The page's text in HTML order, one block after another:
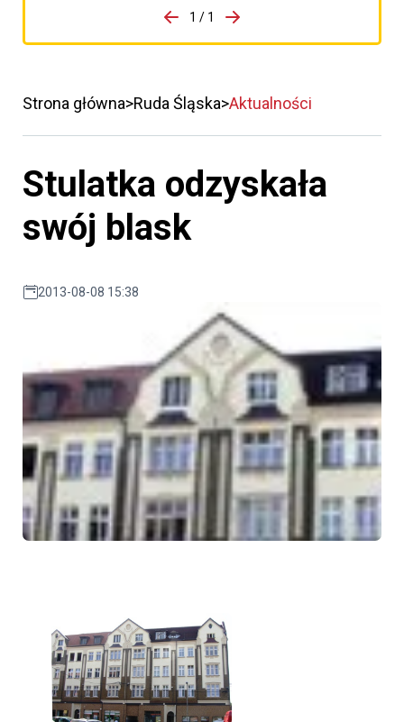
porzpedniego komunikatu
1 / 1
Przejdź do następnego
Strona główna Ruda Śląska Aktualności
Stulatka odzyskała
swój blask
2013-08-08 15:38